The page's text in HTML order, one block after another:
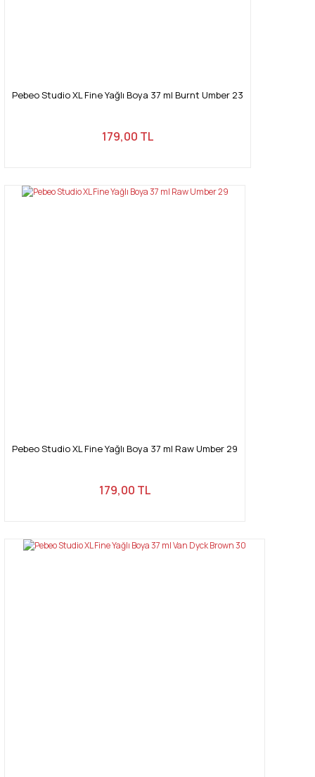
Pebeo Studio XL Fine Yağlı Boya 37 ml Burnt Umber 23
179,00 TL
Pebeo Studio XL Fine Yağlı Boya 37 ml Raw Umber 29
179,00 TL